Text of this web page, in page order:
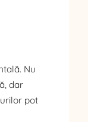
Nu
dar
pot